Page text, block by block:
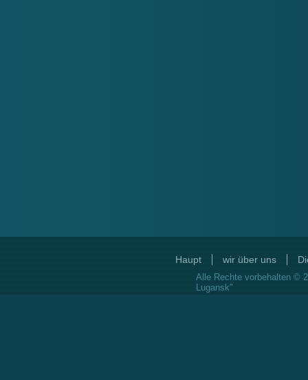
Haupt wir über uns
Alle Rechte vorbehalten ©
Lugansk"